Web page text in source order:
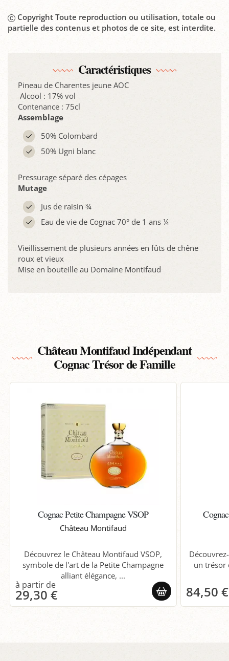
Copyright Toute reproduction ou utilisation, totale ou
partielle des contenus et photos de ce site, est interdite.
Caractéristiques
Pineau de Charentes jeune AOC
Alcool : 17% vol
Contenance : 75cl
Assemblage
50% Colombard
50% Ugni blanc
Pressurage séparé des cépages
Mutage
Jus de raisin ¾
Eau de vie de Cognac 70° de 1 ans ¼
Vieillissement de plusieurs années en fûts de chêne
roux et vieux
Mise en bouteille au Domaine Montifaud
Château Montifaud Indépendant
Cognac Trésor de Famille
Cognac Petite Champagne VSOP
Château Montifaud
Découvrez le Château Montifaud VSOP,
symbole de l'art de la Petite Champagne
alliant élégance, ...
29,30 €
un trésor
84,50 €